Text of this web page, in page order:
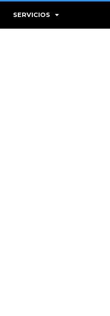
SERVICIOS